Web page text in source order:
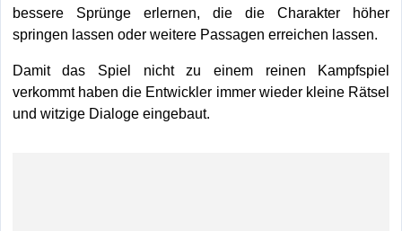
bessere Sprünge erlernen, die die Charakter höher
springen lassen oder weitere Passagen erreichen lassen.
Damit das Spiel nicht zu einem reinen Kampfspiel
verkommt haben die Entwickler immer wieder kleine Rätsel
und witzige Dialoge eingebaut.